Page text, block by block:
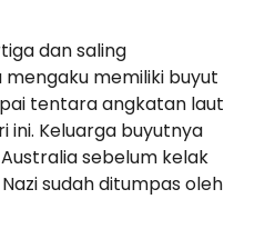
dan saling
memiliki buyut
tentara angkatan laut
ini. Keluarga buyutnya
sebelum kelak
sudah ditumpas oleh